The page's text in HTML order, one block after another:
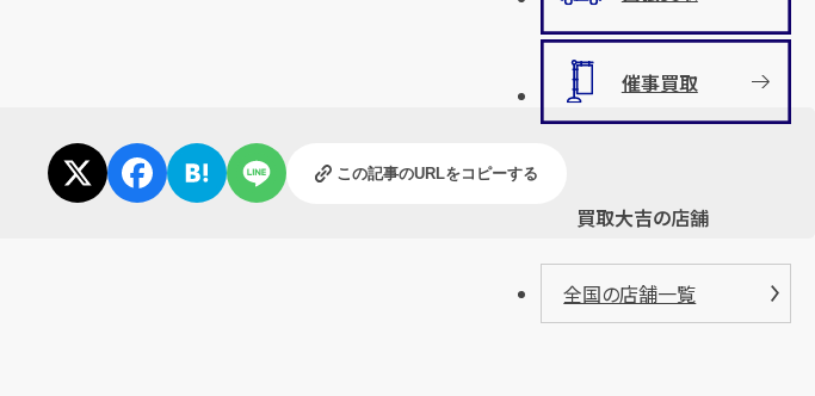
この記事のURLをコピーする
催事買取
買取大吉の店舗
全国の店舗一覧